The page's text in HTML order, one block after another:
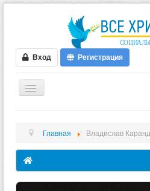
Вход Регистрация
ФОРУМ
ВИДЕО
БЛОГИ
Главная Владислав